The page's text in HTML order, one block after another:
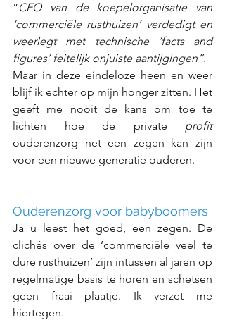
“CEO van de koepelorganisatie van
‘commerciële rusthuizen’ verdedigt en
weerlegt met technische ‘facts and
figures’ feitelijk onjuiste aantijgingen”.
Maar in deze eindeloze heen en weer
blijf ik echter op mijn honger zitten. Het
geeft me nooit de kans om toe te
lichten hoe de private profit
ouderenzorg net een zegen kan zijn
voor een nieuwe generatie ouderen.
Ja u leest het goed, een zegen. De
clichés over de ‘commerciële veel te
dure rusthuizen’ zijn intussen al jaren op
regelmatige basis te horen en schetsen
geen fraai plaatje. Ik verzet me
hiertegen.